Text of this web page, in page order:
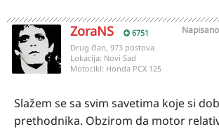
ZoraNS 6751 Napisano
Drug član, 973 postova
Lokacija: Novi Sad
Motocikl: Honda PCX 125
Slažem se sa svim savetima koje si
prethodnika. Obzirom da motor